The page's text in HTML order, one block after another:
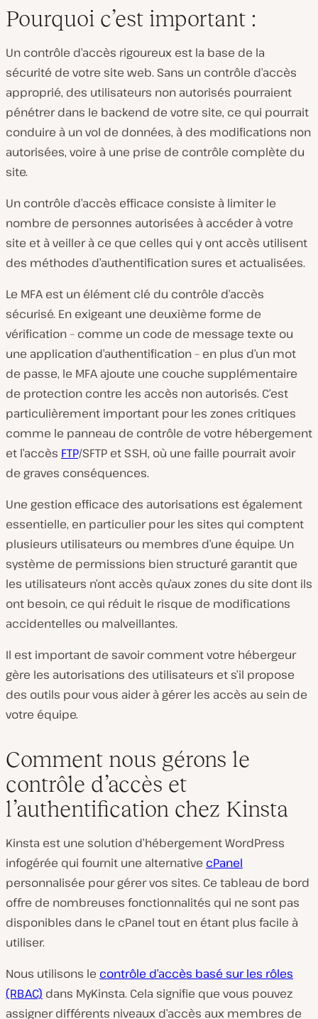
Pourquoi c’est important :
Un contrôle d’accès rigoureux est la base de la
sécurité de votre site web. Sans un contrôle d’accès
approprié, des utilisateurs non autorisés pourraient
pénétrer dans le backend de votre site, ce qui pourrait
conduire à un vol de données, à des modifications non
autorisées, voire à une prise de contrôle complète du
site.
Un contrôle d’accès efficace consiste à limiter le
nombre de personnes autorisées à accéder à votre
site et à veiller à ce que celles qui y ont accès utilisent
des méthodes d’authentification sures et actualisées.
Le MFA est un élément clé du contrôle d’accès
sécurisé. En exigeant une deuxième forme de
vérification – comme un code de message texte ou
une application d’authentification – en plus d’un mot
de passe, le MFA ajoute une couche supplémentaire
de protection contre les accès non autorisés. C’est
particulièrement important pour les zones critiques
comme le panneau de contrôle de votre hébergement
et l’accès FTP/SFTP et SSH, où une faille pourrait avoir
de graves conséquences.
Une gestion efficace des autorisations est également
essentielle, en particulier pour les sites qui comptent
plusieurs utilisateurs ou membres d’une équipe. Un
système de permissions bien structuré garantit que
les utilisateurs n’ont accès qu’aux zones du site dont ils
ont besoin, ce qui réduit le risque de modifications
accidentelles ou malveillantes.
Il est important de savoir comment votre hébergeur
gère les autorisations des utilisateurs et s’il propose
des outils pour vous aider à gérer les accès au sein de
votre équipe.
Comment nous gérons le
contrôle d’accès et
l’authentification chez Kinsta
Kinsta est une solution d’hébergement WordPress
infogérée qui fournit une alternative cPanel
personnalisée pour gérer vos sites. Ce tableau de bord
offre de nombreuses fonctionnalités qui ne sont pas
disponibles dans le cPanel tout en étant plus facile à
utiliser.
Nous utilisons le contrôle d’accès basé sur les rôles
(RBAC) dans MyKinsta. Cela signifie que vous pouvez
assigner différents niveaux d’accès aux membres de